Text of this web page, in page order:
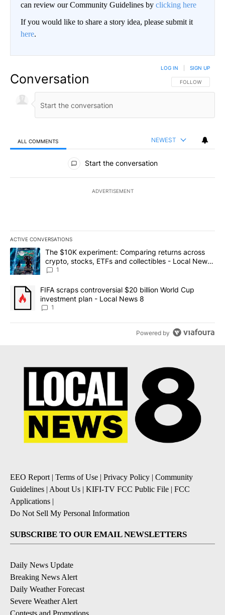
can review our Community Guidelines by clicking here
If you would like to share a story idea, please submit it
here.
Conversation FOLLOW THIS
FOLLOW
LOG IN SIGN UP
ALL COMMENTS NEWEST
All Comments
Start the conversation
ADVERTISEMENT
ACTIVE CONVERSATIONS
The following is a list of the most commented articles in the last
A trending article titled "The $10K experiment: Comparing
The $10K experiment: Comparing returns across
crypto, stocks, ETFs and collectibles - Local News
8
1
A trending article titled "FIFA scraps controversial $20 billion
FIFA scraps controversial $20 billion World Cup
investment plan - Local News 8
1
Powered by
EEO Report | Terms of Use | Privacy Policy | Community
Guidelines | About Us | KIFI-TV FCC Public File | FCC
Applications |
Do Not Sell My Personal Information
SUBSCRIBE TO OUR EMAIL NEWSLETTERS
Daily News Update
Breaking News Alert
Daily Weather Forecast
Severe Weather Alert